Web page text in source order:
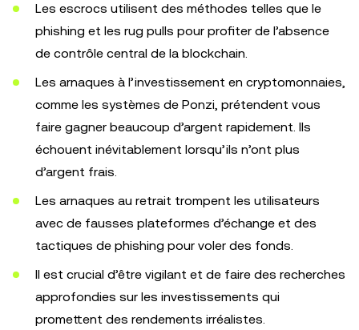
Les escrocs utilisent des méthodes telles que le
phishing et les rug pulls pour profiter de l’absence
de contrôle central de la blockchain.
Les arnaques à l’investissement en cryptomonnaies,
comme les systèmes de Ponzi, prétendent vous
faire gagner beaucoup d’argent rapidement. Ils
échouent inévitablement lorsqu’ils n’ont plus
d’argent frais.
Les arnaques au retrait trompent les utilisateurs
avec de fausses plateformes d’échange et des
tactiques de phishing pour voler des fonds.
Il est crucial d’être vigilant et de faire des recherches
approfondies sur les investissements qui
promettent des rendements irréalistes.